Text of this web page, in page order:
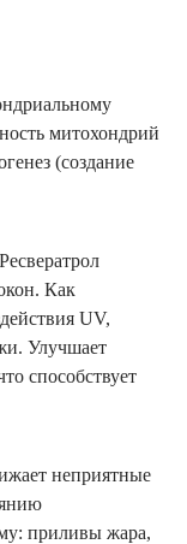
митохондрий
(создание
Как
UV,
Улучшает
способствует
неприятные
приливы жара,